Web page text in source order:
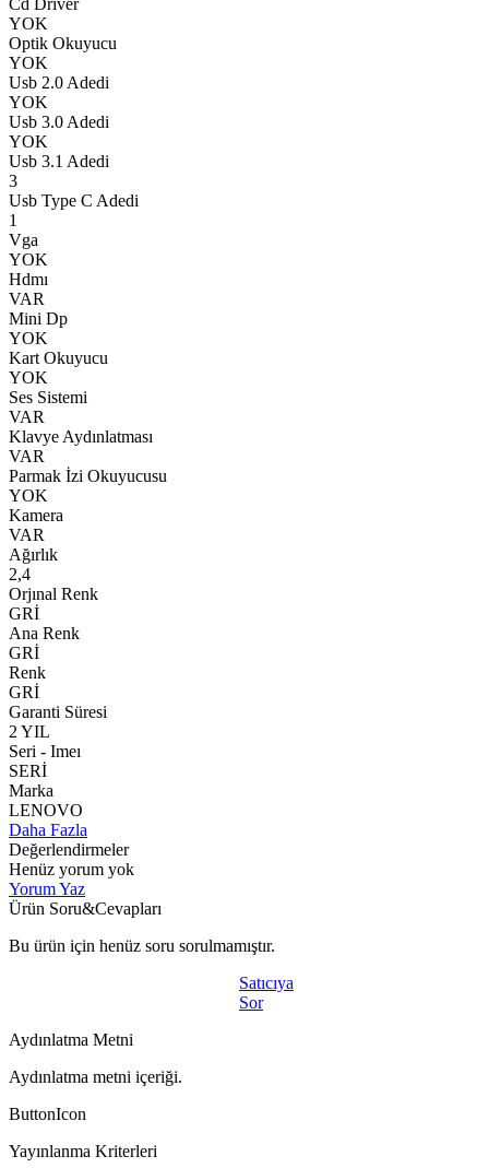
Cd Driver
YOK
Optik Okuyucu
YOK
Usb 2.0 Adedi
YOK
Usb 3.0 Adedi
YOK
Usb 3.1 Adedi
3
Usb Type C Adedi
1
Vga
YOK
Hdmı
VAR
Mini Dp
YOK
Kart Okuyucu
YOK
Ses Sistemi
VAR
Klavye Aydınlatması
VAR
Parmak İzi Okuyucusu
YOK
Kamera
VAR
Ağırlık
2,4
Orjınal Renk
GRİ
Ana Renk
GRİ
Renk
GRİ
Garanti Süresi
2 YIL
Seri - Imeı
SERİ
Marka
LENOVO
Daha Fazla
Değerlendirmeler
Henüz yorum yok
Yorum Yaz
Ürün Soru&Cevapları
Bu ürün için henüz soru sorulmamıştır.
Satıcıya
Sor
Aydınlatma Metni
Aydınlatma metni içeriği.
ButtonIcon
Yayınlanma Kriterleri